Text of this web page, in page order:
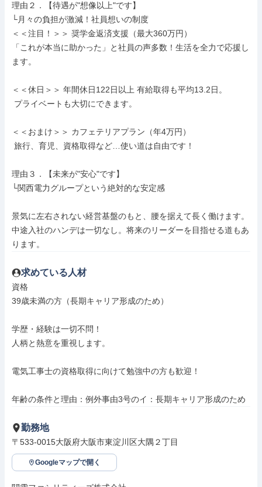
理由２．【待遇が"想像以上"です】
└月々の負担が激減！社員想いの制度
＜＜注目！＞＞ 奨学金返済支援（最大360万円）
「これが本当に助かった」と社員の声多数！生活を全力で応援し
ます。
＜＜休日＞＞ 年間休日122日以上 有給取得も平均13.2日。
＜＜おまけ＞＞ カフェテリアプラン（年4万円）
理由３．【未来が"安心"です】
└関西電力グループという絶対的な安定感
景気に左右されない経営基盤のもと、腰を据えて長く働けます。
中途入社のハンデは一切なし。将来のリーダーを目指せる道もあ
ります。
求めている人材
資格
39歳未満の方（長期キャリア形成のため）
学歴・経験は一切不問！
人柄と熱意を重視します。
電気工事士の資格取得に向けて勉強中の方も歓迎！
年齢の条件と理由：例外事由3号のイ：長期キャリア形成のため
勤務地
〒533-0015大阪府大阪市東淀川区大隅２丁目
Googleマップで開く